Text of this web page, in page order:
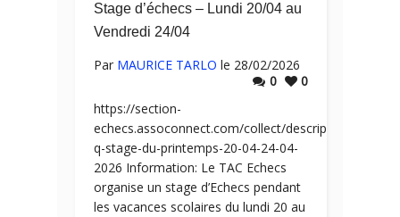
Stage d’échecs – Lundi 20/04 au
Vendredi 24/04
Par MAURICE TARLO le 28/02/2026
0
0
https://section-
echecs.assoconnect.com/collect/description/680834-
q-stage-du-printemps-20-04-24-04-
2026 Information: Le TAC Echecs
organise un stage d’Echecs pendant
les vacances scolaires du lundi 20 au